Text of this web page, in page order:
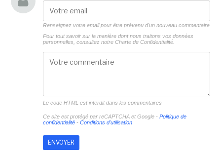
Renseignez votre email pour être prévenu d'un nouveau commentaire
Pour tout savoir sur la manière dont nous traitons vos données
personnelles, consultez notre Charte de Confidentialité.
Le code HTML est interdit dans les commentaires
Ce site est protégé par reCAPTCHA et Google - Politique de
confidentialité- Conditions d'utilisation